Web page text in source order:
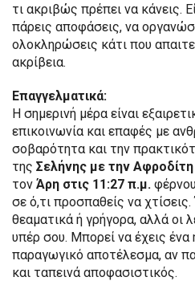
τι ακριβώς πρέπει να κάνεις.
πάρεις αποφάσεις, να
ολοκληρώσεις κάτι που
ακρίβεια.
Επαγγελματικά:
Η σημερινή μέρα είναι
επικοινωνία και επαφές με
σοβαρότητα και την
της Σελήνης με την
τον Άρη στις 11:27 π.μ.
σε ό,τι προσπαθείς να
θεαματικά ή γρήγορα, αλλά οι
υπέρ σου. Μπορεί να έχεις
παραγωγικό αποτέλεσμα, αν
και ταπεινά αποφασιστικός.